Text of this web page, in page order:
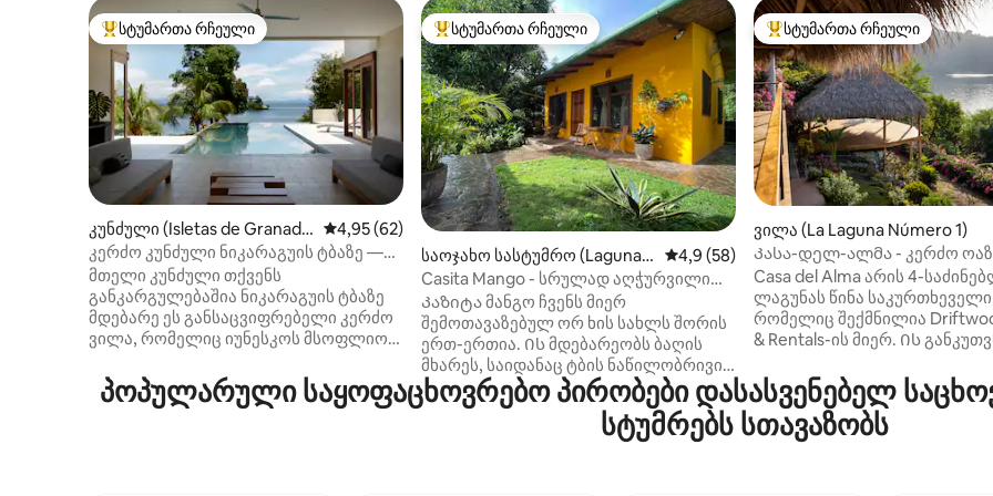
სტუმართა რჩეული მოწინავე ვარიანტი
სტუმართა რჩეული
კუნძული (Isletas de Granad
a)
საშუალო შეფასებაა 5‑დან 4,95, 62 მიმოხილვა
4,95 (62)
კერძო კუნძული ნიკარაგუის ტბაზე —
მხოლოდ თქვენთვის
მთელი კუნძული თქვენს
განკარგულებაშია ნიკარაგუის ტბაზე
მდებარე ეს განსაცვიფრებელი კერძო
ვილა, რომელიც იუნესკოს მსოფლიო
ქალაქიდან, გრანადიდან, ნავით სულ
რაღაც 10 წუთის სავალზეა, მხოლოდ
სტუმართა რჩეული მოწინავე ვარიანტი
სტუმართა რჩეული
საოჯახო სასტუმრო (Laguna d
e Apoyo)
საშუალო შეფასებაა 5‑დან 4,9, 58
4,9 (58)
Casita Mango - სრულად აღჭურვილი
ხის სახლი ლაგუნაში
Კაზიტა მანგო ჩვენს მიერ
შემოთავაზებულ ორ ხის სახლს შორის
ერთ-ერთია. Ის მდებარეობს ბაღის
მხარეს, საიდანაც ტბის ნაწილობრივი
ხედი იშლება პირდაპირ თქვენი
საწოლიდან! საცხოვრებელს
გთავაზობთ კონდიციონერით. ცხელი
წყალი და სმარტ‑ტელევიზორი…
სტუმართა რჩეული მოწინავე
სტუმართა რჩეული
ვილა (La Laguna Número 1)
Კასა-დელ-ალმა - კერძო
ლაგუნა-დე-აპოიოზე
Casa del Alma არის 4-
ლაგუნას წინა
რომელიც შექმნილია
& Rentals-ის მიერ. Ის
ხელახლა კავშირისთვის. ის
გთავაზობთ ღია ცის ქვეშ
უკიდეგანო აუზს, იოგას
პლაჟის ფრენბურთის
პოპულარული საყოფაცხოვრებო პირობები დასასვენებელ
სტუმრებს სთავაზობს